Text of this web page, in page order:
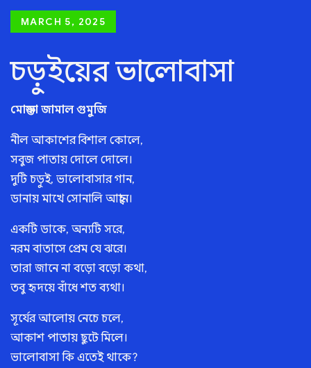
Posted
MARCH 5, 2025
চড়ুইয়ের ভালোবাসা
মোস্তফা জামাল গুমুজি
নীল আকাশের বিশাল কোলে,
সবুজ পাতায় দোলে দোলে।
দুটি চড়ুই, ভালোবাসার গান,
ডানায় মাখে সোনালি আহ্বান।
একটি ডাকে, অন্যটি সরে,
নরম বাতাসে প্রেম যে ঝরে।
তারা জানে না বড়ো বড়ো কথা,
তবু হৃদয়ে বাঁধে শত ব্যথা।
সূর্যের আলোয় নেচে চলে,
আকাশ পাতায় ছুটে মিলে।
ভালোবাসা কি এতেই থাকে?